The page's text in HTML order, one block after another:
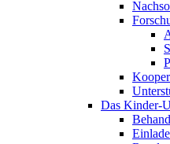
Das Kinder-